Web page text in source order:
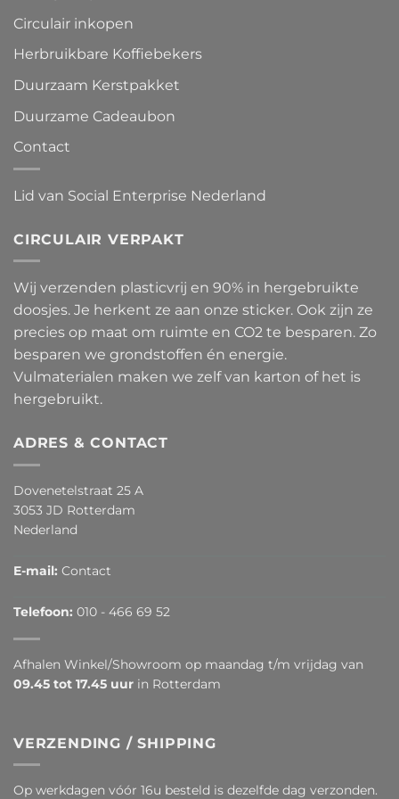
Circulair inkopen
Herbruikbare Koffiebekers
Duurzaam Kerstpakket
Duurzame Cadeaubon
Contact
Lid van Social Enterprise Nederland
CIRCULAIR VERPAKT
Wij verzenden plasticvrij en 90% in hergebruikte
doosjes. Je herkent ze aan onze sticker. Ook zijn ze
precies op maat om ruimte en CO2 te besparen. Zo
besparen we grondstoffen én energie.
Vulmaterialen maken we zelf van karton of het is
hergebruikt.
ADRES & CONTACT
Dovenetelstraat 25 A
3053 JD Rotterdam
Nederland
E-mail: Contact
Telefoon: 010 - 466 69 52
Afhalen Winkel/Showroom op maandag t/m vrijdag van
09.45 tot 17.45 uur in Rotterdam
VERZENDING / SHIPPING
Op werkdagen vóór 16u besteld is dezelfde dag verzonden.